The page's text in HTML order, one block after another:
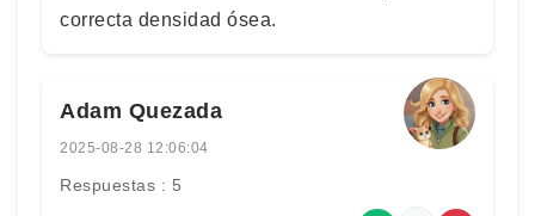
correcta densidad ósea.
Adam Quezada
2025-08-28 12:06:04
Respuestas : 5